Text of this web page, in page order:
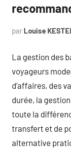
par Louise
La gestion des
voyageurs
d’affaires, des
durée, la
toute la
transfert et de
alternative